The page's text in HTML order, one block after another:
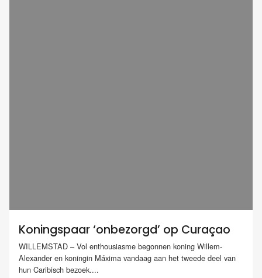
Koningspaar ‘onbezorgd’ op Curaçao
WILLEMSTAD – Vol enthousiasme begonnen koning Willem-
Alexander en koningin Máxima vandaag aan het tweede deel van
hun Caribisch bezoek....